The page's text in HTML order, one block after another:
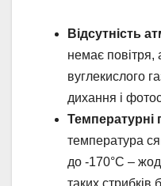
Відсутність
немає повітря,
вуглекислого
дихання і
Температурні
температура
до -170°C –